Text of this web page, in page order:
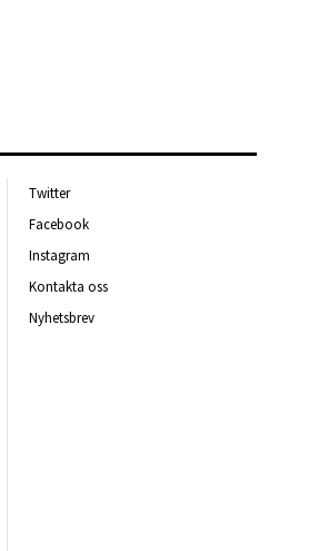
Twitter
Facebook
Instagram
Kontakta oss
Nyhetsbrev